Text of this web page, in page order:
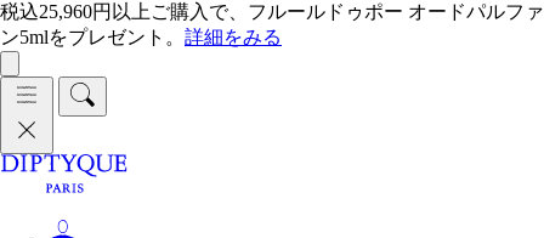
税込25,960円以上ご購入で、フルールドゥポー オードパルファ
ン5mlをプレゼント。 詳細をみる